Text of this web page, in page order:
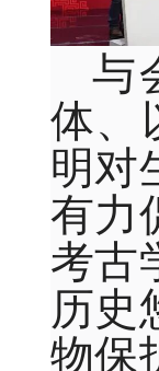
与
体、
明对
有力
考古
历史
物保